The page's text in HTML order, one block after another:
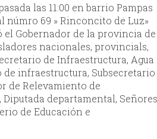
las 11:00 en barrio Pampas
númro 69 » Rinconcito de Luz»
Gobernador de la provincia de
nacionales, provincials,
de Infraestructura, Agua
infraestructura, Subsecretario
de Relevamiento de
departamental, Señores
de Educación e